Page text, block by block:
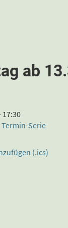
ab
17:30
Termin-Serie
(.ics)